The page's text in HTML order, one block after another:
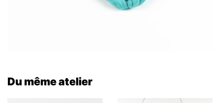
Du même atelier